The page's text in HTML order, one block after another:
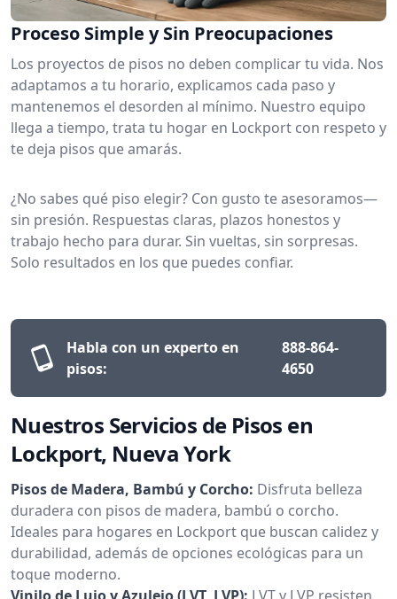
Proceso Simple y Sin Preocupaciones
Los proyectos de pisos no deben complicar tu vida. Nos
adaptamos a tu horario, explicamos cada paso y
mantenemos el desorden al mínimo. Nuestro equipo
llega a tiempo, trata tu hogar en Lockport con respeto y
te deja pisos que amarás.
¿No sabes qué piso elegir? Con gusto te asesoramos—
sin presión. Respuestas claras, plazos honestos y
trabajo hecho para durar. Sin vueltas, sin sorpresas.
Solo resultados en los que puedes confiar.
Habla con un experto en
pisos:
888-864-
4650
Nuestros Servicios de Pisos en
Lockport, Nueva York
Pisos de Madera, Bambú y Corcho: Disfruta belleza
duradera con pisos de madera, bambú o corcho.
Ideales para hogares en Lockport que buscan calidez y
durabilidad, además de opciones ecológicas para un
toque moderno.